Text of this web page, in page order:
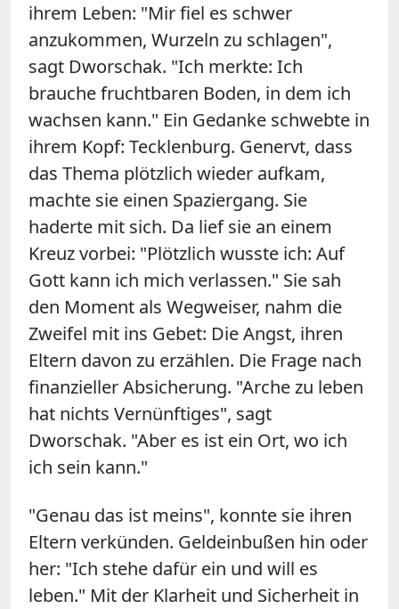
ihrem Leben: "Mir fiel es schwer
anzukommen, Wurzeln zu schlagen",
sagt Dworschak. "Ich merkte: Ich
brauche fruchtbaren Boden, in dem ich
wachsen kann." Ein Gedanke schwebte in
ihrem Kopf: Tecklenburg. Genervt, dass
das Thema plötzlich wieder aufkam,
machte sie einen Spaziergang. Sie
haderte mit sich. Da lief sie an einem
Kreuz vorbei: "Plötzlich wusste ich: Auf
Gott kann ich mich verlassen." Sie sah
den Moment als Wegweiser, nahm die
Zweifel mit ins Gebet: Die Angst, ihren
Eltern davon zu erzählen. Die Frage nach
finanzieller Absicherung. "Arche zu leben
hat nichts Vernünftiges", sagt
Dworschak. "Aber es ist ein Ort, wo ich
ich sein kann."
"Genau das ist meins", konnte sie ihren
Eltern verkünden. Geldeinbußen hin oder
her: "Ich stehe dafür ein und will es
leben." Mit der Klarheit und Sicherheit in